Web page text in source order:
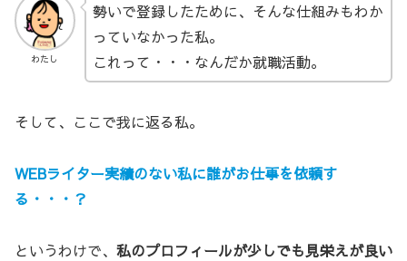
わたし
勢いで登録したために、そんな仕組みもわか
っていなかった私。
これって・・・なんだか就職活動。
そして、ここで我に返る私。
WEBライター実績のない私に誰がお仕事を依頼す
る・・・？
というわけで、 私のプロフィールが少しでも見栄えが良い